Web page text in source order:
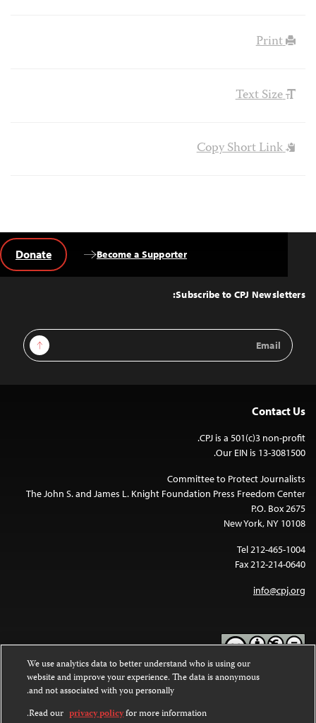
Print
Text Size
Copy Short Link
Top
Subscribe to CPJ Newsletters:
Email
Address
Sign Up
Become a Supporter
Donate
Contact Us
CPJ is a 501(c)3 non-profit.
Our EIN is 13-3081500.
Committee to Protect Journalists
The John S. and James L. Knight Foundation Press Freedom Center
P.O. Box 2675
New York, NY 10108
Tel 212-465-1004
Fax 212-214-0640
info@cpj.org
Except where noted, text on this website is licensed under a
Commons Attribution-NonCommercial-NoDerivatives 4.0
We use analytics data to better understand who is using our
website and improve your experience. The data is anonymous
and not associated with you personally.
Read our privacy policyfor more information.